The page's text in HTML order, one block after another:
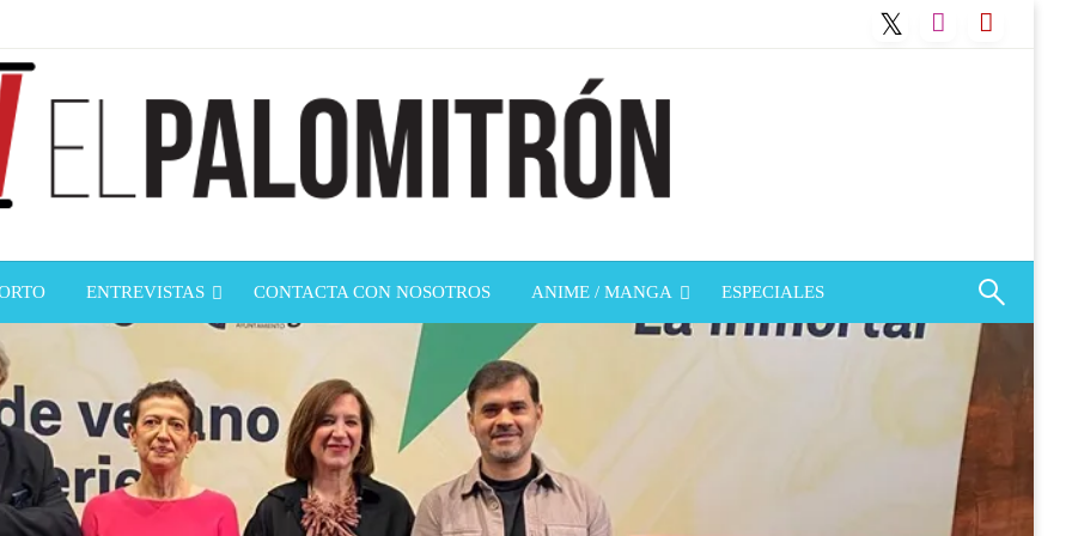
ENTREVISTAS CONTACTA CON NOSOTROS ANIME / MANGA ESPECIALES